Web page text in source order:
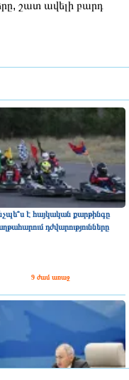
է հայկական քարթինգը
դժվարությունները
9 ժամ առաջ
շատ ավելի բարդ